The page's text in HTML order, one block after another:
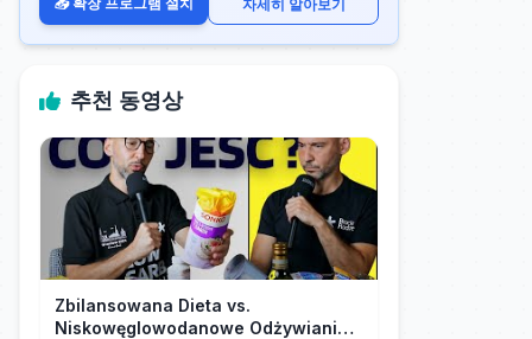
자세히 알아보기
추천 동영상
Zbilansowana Dieta vs.
Niskowęglowodanowe Odżywianie: